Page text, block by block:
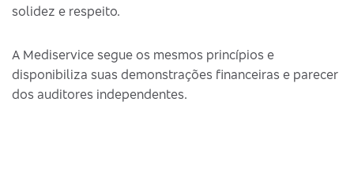
solidez e respeito.
A Mediservice segue os mesmos princípios e
disponibiliza suas demonstrações financeiras e parecer
dos auditores independentes.